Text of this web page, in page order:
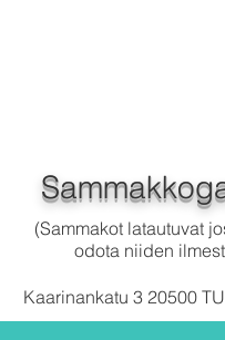
(Sammakot latautuvat
odota niiden
Kaarinankatu 3 20500